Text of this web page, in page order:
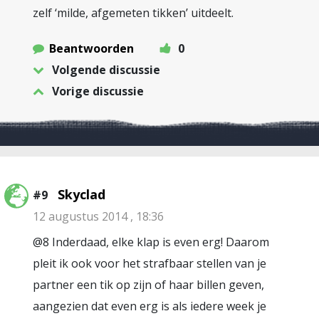
zelf ‘milde, afgemeten tikken’ uitdeelt.
Beantwoorden
0
Volgende discussie
Vorige discussie
#9 Skyclad
12 augustus 2014 , 18:36
@8 Inderdaad, elke klap is even erg! Daarom
pleit ik ook voor het strafbaar stellen van je
partner een tik op zijn of haar billen geven,
aangezien dat even erg is als iedere week je